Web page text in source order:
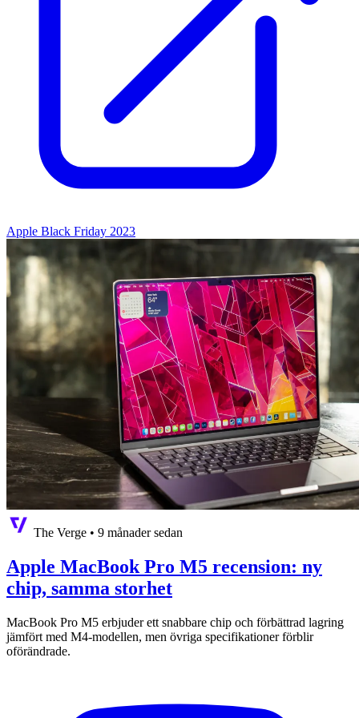
Apple Black Friday 2023
The Verge • 9 månader sedan
Apple MacBook Pro M5 recension: ny
chip, samma storhet
MacBook Pro M5 erbjuder ett snabbare chip och förbättrad lagring
jämfört med M4-modellen, men övriga specifikationer förblir
oförändrade.